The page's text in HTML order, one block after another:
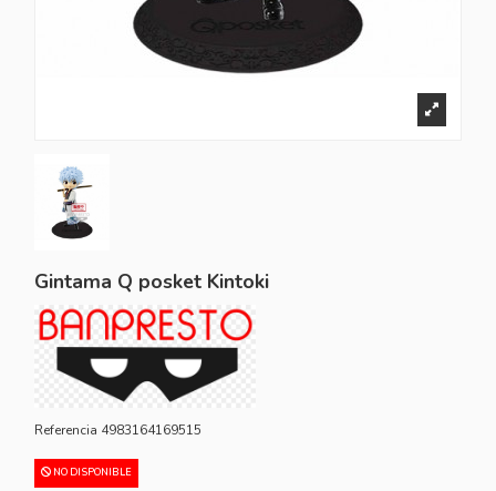
Gintama Q posket Kintoki
Referencia 4983164169515
NO DISPONIBLE